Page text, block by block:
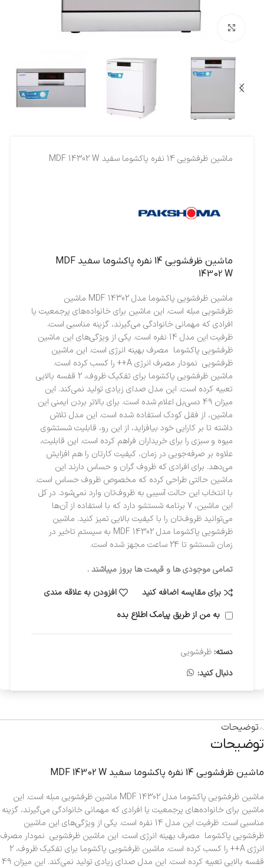
بزرگنمایی تصویر
ماشين ظرفشويي 14 نفره پاکشوما سفيد MDF 14302 W
ماشين ظرفشويي 14 نفره پاکشوما سفيد MDF
14302 W
ماشین ظرفشویی پاکشوما مدل MDF 14302 ماشین
ظرفشویی مبله است. این ماشین برای خانواده‌های پرجمعیت یا
افرادی که مهمانی خانوادگی می‌گیرند، گزینه مناسبی است.
ظرفیت این مدل 14 نفره است. یکی از ویژگی‌های این ماشین
ظرفشویی پاکشوما مصرف بهینه انرژی است. این ماشین
ظرفشویی نمودار مصرف انرژی A++ را کسب کرده است.
ماشین ظرفشویی پاکشوما برای تفکیک ظروف، 2 قفسه بالایی
تعبیه کرده است. این مدل صدای زیادی تولید نمی‌کند. این
میزان 49 دسی‌بل اعلام شده است. برای بالاتر بردن ایمنی این
ماشین، از فقل کودک استفاده شده است. این مدل تلاش
داشته تا بر کارایی خود بیافزاید، از این رو، قابلیت شستشوی
میوه و سبزی را برای خریداران فراهم کرده است. این قابلیت،
علاوه بر صرفه‌جویی در زمان، کیفیت کارتان را هم افزایش
می‌دهد. برای افرادی که ظروف گران و حساس دارند این
ماشین حالتی طراحی کرده که مخصوص ظروف حساس است.
با انتخاب این حالت آسیبی به ظروف‌تان وارد نمی‌شود. در کل
این ماشین، 7 برنامه شستشو دارد که با استفاده از آن‌ها
می‌توانید ظروف‌تان را با کیفیت بالایی تمیز کنید. ماشین
ظرفشویی پاکشوما مدل MDF 14302 به سیستم تاخیر در
زمان شستشو تا 24 ساعت مجهز شده است.
تمامی موجودی ها و قیمت ها بروز میباشند .
برای مقایسه اضافه کنید
افزودن به علاقه مندی
به من از طریق پیامک اطلاع بده
دسته: ظرفشویی
دنبال کنید:
توضیحات
توضیحات
ماشين ظرفشويي 14 نفره پاکشوما سفيد MDF 14302 W
ماشین ظرفشویی پاکشوما مدل MDF 14302 ماشین ظرفشویی مبله است. این
ماشین برای خانواده‌های پرجمعیت یا افرادی که مهمانی خانوادگی می‌گیرند، گزینه
مناسبی است. ظرفیت این مدل 14 نفره است. یکی از ویژگی‌های این ماشین
ظرفشویی پاکشوما مصرف بهینه انرژی است. این ماشین ظرفشویی نمودار مصرف
انرژی A++ را کسب کرده است. ماشین ظرفشویی پاکشوما برای تفکیک ظروف، 2
قفسه بالایی تعبیه کرده است. این مدل صدای زیادی تولید نمی‌کند. این میزان 49